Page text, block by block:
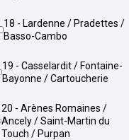
18 - Lardenne / Pradettes /
Basso-Cambo
19 - Casselardit / Fontaine-
Bayonne / Cartoucherie
20 - Arènes Romaines /
Ancely / Saint-Martin du
Touch / Purpan